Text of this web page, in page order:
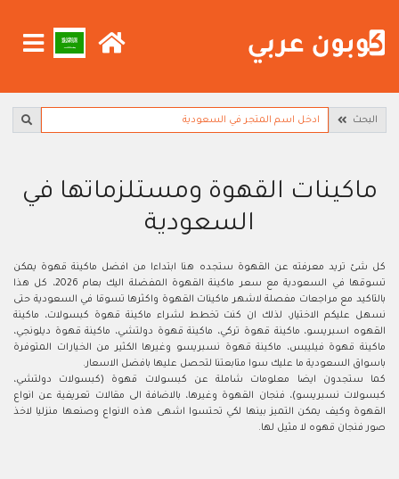
البحث
ماكينات القهوة ومستلزماتها في
السعودية
كل شئ تريد معرفته عن القهوة ستجده هنا ابتداءا من افضل ماكينة قهوة يمكن
تسوقها في السعودية مع سعر ماكينة القهوة المفضلة اليك بعام 2026، كل هذا
بالتاكيد مع مراجعات مفصلة لاشهر ماكينات القهوة واكثرها تسوقا في السعودية حتى
نسهل عليكم الاختيار، لذلك ان كنت تخطط لشراء ماكينة قهوة كبسولات، ماكينة
القهوه اسبريسو، ماكينة قهوة تركي، ماكينة قهوة دولتشي، ماكينة قهوة ديلونجي،
ماكينة قهوة فيليبس، ماكينة قهوة نسبريسو وغيرها الكثير من الخيارات المتوفرة
باسواق السعودية ما عليك سوا متابعتنا لتحصل عليها بافضل الاسعار.
كما ستجدون ايضا معلومات شاملة عن كبسولات قهوة (كبسولات دولتشي،
كبسولات نسبريسو)، فنجان القهوة وغيرها، بالاضافة الى مقالات تعريفية عن انواع
القهوة وكيف يمكن التميز بينها لكي تحتسوا اشهى هذه الانواع وصنعها منزليا لاخذ
صور فنجان قهوه لا مثيل لها.